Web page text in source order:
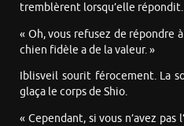
tremblèrent lorsqu’elle répondit.
« Oh, vous refusez de répondre
chien fidèle a de la valeur. »
Iblisveil sourit férocement. La
glaça le corps de Shio.
« Cependant, si vous n’avez